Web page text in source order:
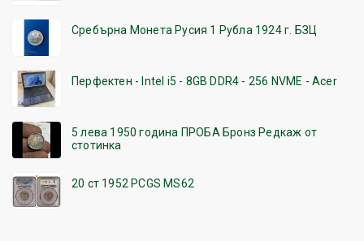
Сребърна Монета Русия 1 Рубла 1924 г. БЗЦ
Перфектен - Intel i5 - 8GB DDR4 - 256 NVME - Acer
5 лева 1950 година ПРОБА Бронз Редкаж от
стотинка
20 ст 1952 PCGS MS62